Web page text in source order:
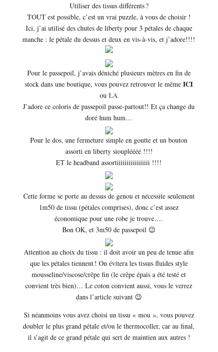
Utiliser des tissus différents ?
TOUT est possible, c’est un vrai puzzle, à vous de choisir !
Ici, j’ai utilisé des chutes de liberty pour 3 pétales de chaque
manche : le pétale du dessus et deux en vis-à-vis, et j’adore!!!!
Pour le passepoil, j’avais déniché plusieurs mètres en fin de
stock dans une boutique, vous pouvez retrouver le mêmeICI
ouLA
J’adore ce coloris de passepoil passe-partout!! Et ça change du
doré hum hum…
Pour le dos, une fermeture simple en goutte et un bouton
assorti en liberty sioupléééé !!!!
ET le headband assortiiiiiiiiiiiiiiiii !!!!
Cette forme se porte au dessus de genou et nécessite seulement
1m50 de tissu (pétales comprises), donc c’est assez
économique pour une robe je trouve….
Bon OK, et 3m50 de passepoil 😉
Attention au choix du tissu : il doit avoir un peu de tenue afin
que les pétales tiennent ! On évitera les tissus fluides style
mousseline/viscose/crêpe fin (le crêpe épais a été testé et
convient très bien)… Le coton convient aussi, vous le verrez
dans l’article suivant 😉
Si néanmoins vous avez choisi un tissu « mou », vous pouvez
doubler le plus grand pétale et/ou le thermocoller, car au final,
il s’agit de ce grand pétale qui sert de maintien aux autres !